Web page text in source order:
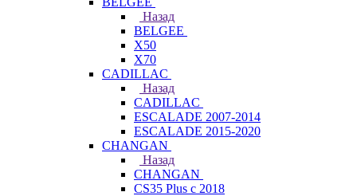
Назад
BELGEE
X50
X70
CADILLAC
Назад
CADILLAC
ESCALADE 2007-2014
ESCALADE 2015-2020
CHANGAN
Назад
CHANGAN
CS35 Plus с 2018